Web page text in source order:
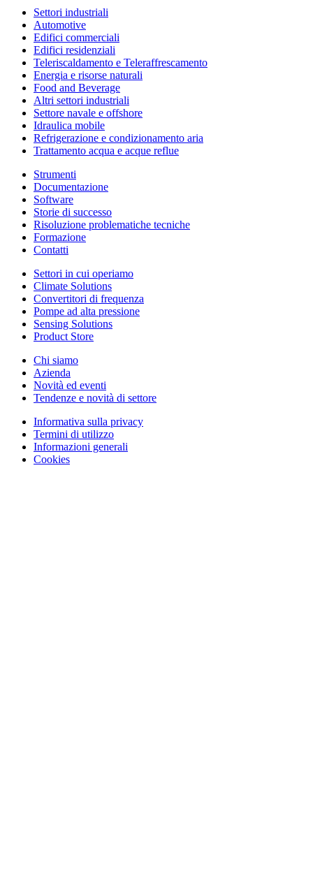
Settori industriali
Automotive
Edifici commerciali
Edifici residenziali
Teleriscaldamento e Teleraffrescamento
Energia e risorse naturali
Food and Beverage
Altri settori industriali
Settore navale e offshore
Idraulica mobile
Refrigerazione e condizionamento aria
Trattamento acqua e acque reflue
Strumenti
Documentazione
Software
Storie di successo
Risoluzione problematiche tecniche
Formazione
Contatti
Settori in cui operiamo
Climate Solutions
Convertitori di frequenza
Pompe ad alta pressione
Sensing Solutions
Product Store
Chi siamo
Azienda
Novità ed eventi
Tendenze e novità di settore
Informativa sulla privacy
Termini di utilizzo
Informazioni generali
Cookies